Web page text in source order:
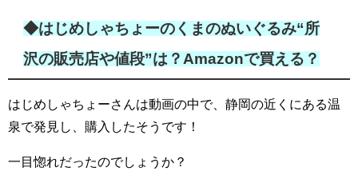
◆はじめしゃちょーのくまのぬいぐるみ“所
沢の販売店や値段”は？Amazonで買える？
はじめしゃちょーさんは動画の中で、静岡の近くにある温
泉で発見し、購入したそうです！
一目惚れだったのでしょうか？